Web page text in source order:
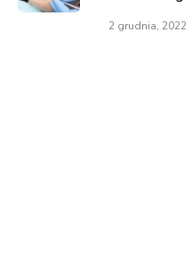
2 grudnia, 2022